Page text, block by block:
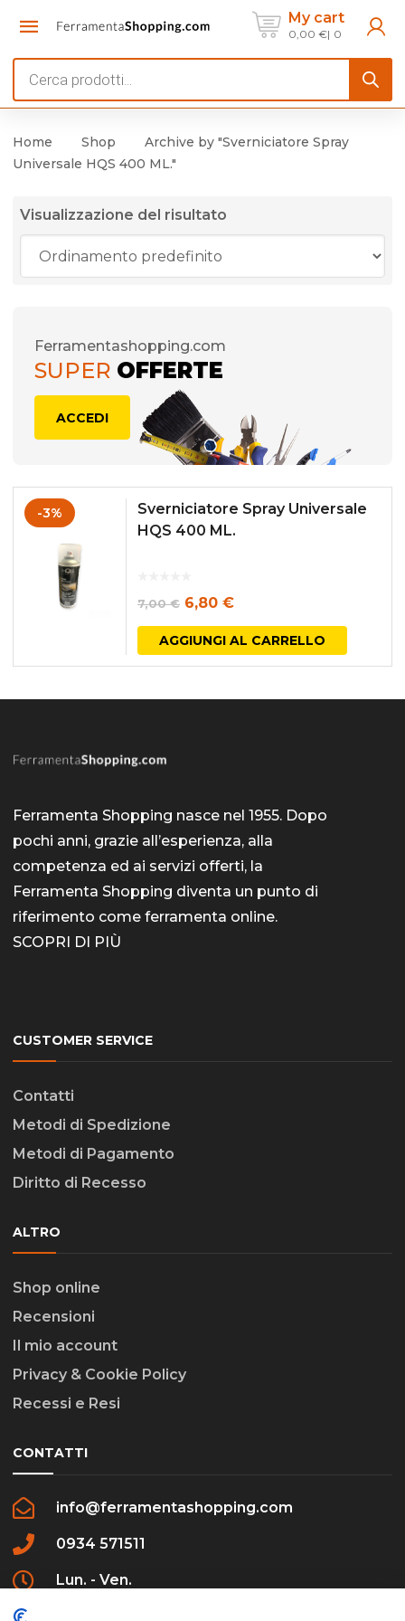
My cart
0,00 € 0
search
Home Shop
Archive by "Sverniciatore Spray
Universale HQS 400 ML."
Visualizzazione del risultato
Ferramentashopping.com
SUPER OFFERTE
ACCEDI
-3%
Sverniciatore Spray Universale
HQS 400 ML.
7,00€ Il
prezzo
originale
6,80 €Il
prezzo
attuale
AGGIUNGI AL CARRELLO
Ferramenta Shopping nasce nel 1955. Dopo
pochi anni, grazie all’esperienza, alla
competenza ed ai servizi offerti, la
Ferramenta Shopping diventa un punto di
riferimento come ferramenta online.
SCOPRI DI PIÙ
CUSTOMER SERVICE
Contatti
Metodi di Spedizione
Metodi di Pagamento
Diritto di Recesso
ALTRO
Shop online
Recensioni
Il mio account
Privacy & Cookie Policy
Recessi e Resi
CONTATTI
info@ferramentashopping.com
0934 571511
Lun. - Ven.